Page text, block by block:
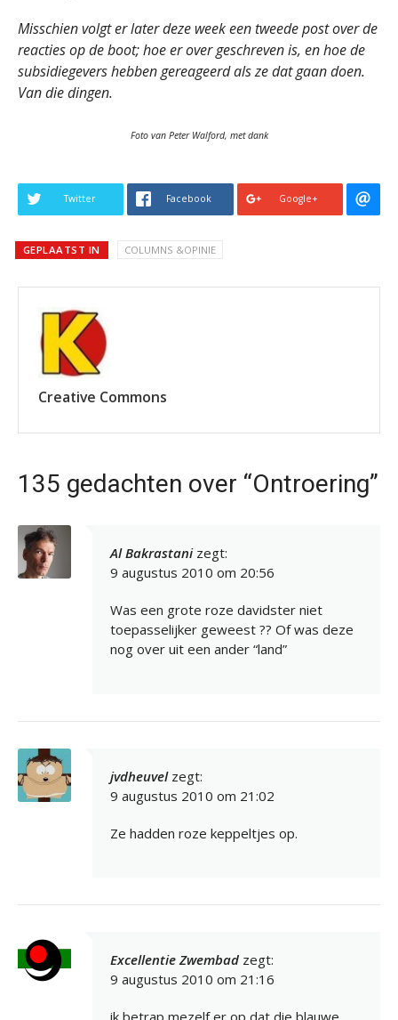
Misschien volgt er later deze week een tweede post over de
reacties op de boot; hoe er over geschreven is, en hoe de
subsidiegevers hebben gereageerd als ze dat gaan doen.
Van die dingen.
Foto van Peter Walford, met dank
Twitter Facebook Google+
GEPLAATST IN COLUMNS &OPINIE
Creative Commons
135 gedachten over “Ontroering”
Al Bakrastani zegt:
9 augustus 2010 om 20:56
Was een grote roze davidster niet
toepasselijker geweest ?? Of was deze
nog over uit een ander “land”
jvdheuvel zegt:
9 augustus 2010 om 21:02
Ze hadden roze keppeltjes op.
Excellentie Zwembad zegt:
9 augustus 2010 om 21:16